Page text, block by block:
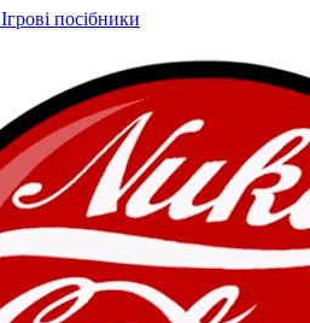
Ігрові посібники